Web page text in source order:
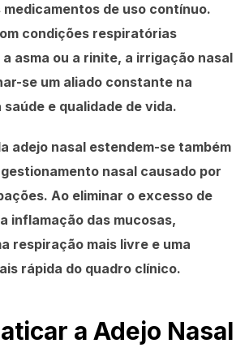
medicamentos de uso contínuo.
condições respiratórias
asma ou a rinite, a irrigação nasal
se um aliado constante na
e qualidade de vida.
adejo nasal estendem-se também
nasal causado por
Ao eliminar o excesso de
inflamação das mucosas,
respiração mais livre e uma
rápida do quadro clínico.
a Adejo Nasal